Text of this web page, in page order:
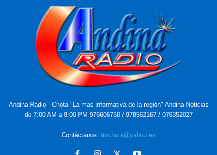
Andina Radio - Chota "La mas informativa de la región" Andina Noticias
de 7:00 AM a 8:00 PM 976606750 / 978562167 / 076352027
Contáctanos: rtvchota@yahoo.es